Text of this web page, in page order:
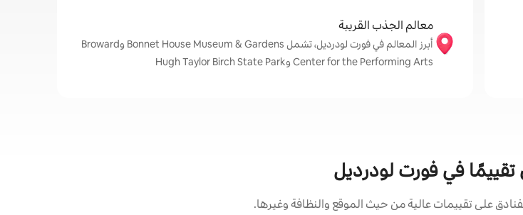
معالم الجذب القريبة
أبرز المعالم في فورت لودرديل، تشمل Bonnet House Museum & Gardens وBroward
Center for the Performing Arts وHugh Taylor Birch State Park
تقييمًا في فورت لودرديل
على تقييمات عالية من حيث الموقع والنظافة وغيرها.